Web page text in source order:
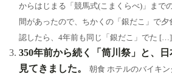
からはじまる「競馬式(こまくらべ)」まで
間があったので、ちかくの「銀だこ」で
認したら、4年前も同じ「銀だこ」でた
350年前から続く「筒川祭」と、
見てきました。
朝食 ホテルのバイキ